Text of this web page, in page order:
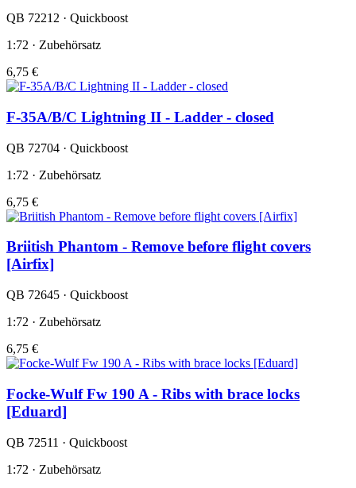
QB 72212 · Quickboost
1:72 · Zubehörsatz
6,75 €
F-35A/B/C Lightning II - Ladder - closed
QB 72704 · Quickboost
1:72 · Zubehörsatz
6,75 €
Briitish Phantom - Remove before flight covers
[Airfix]
QB 72645 · Quickboost
1:72 · Zubehörsatz
6,75 €
Focke-Wulf Fw 190 A - Ribs with brace locks
[Eduard]
QB 72511 · Quickboost
1:72 · Zubehörsatz